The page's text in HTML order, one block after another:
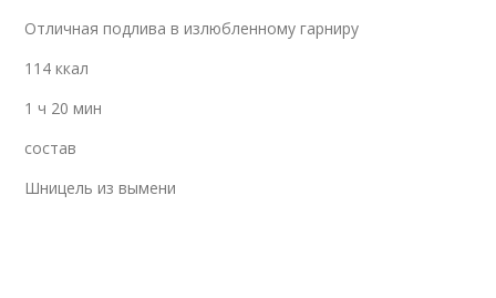
Отличная подлива в излюбленному гарниру
114 ккал
1 ч 20 мин
состав
Шницель из вымени